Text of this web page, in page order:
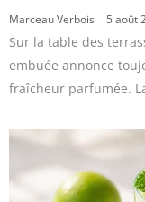
Marceau Verbois 5 août
Sur la table des
embuée annonce
fraîcheur parfumée.